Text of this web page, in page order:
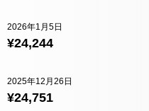
¥24,244
2026年1月5日
¥24,751
2025年12月26日